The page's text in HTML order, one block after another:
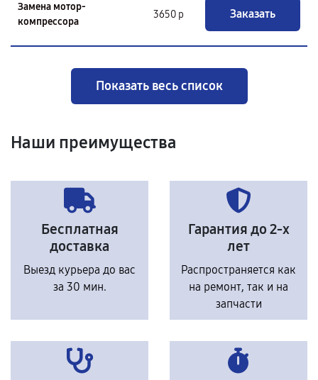
Замена мотор-
компрессора
3650 р Заказать
Показать весь список
Наши преимущества
Бесплатная
доставка
Выезд курьера до вас
за 30 мин.
Гарантия до 2-х
лет
Распространяется как
на ремонт, так и на
запчасти